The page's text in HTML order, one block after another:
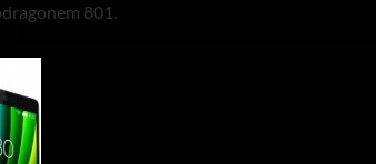
801.